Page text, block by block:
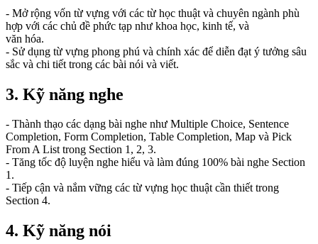
- Mở rộng vốn từ vựng với các từ học thuật và chuyên ngành phù
hợp với các chủ đề phức tạp như khoa học, kinh tế, và
văn hóa.
- Sử dụng từ vựng phong phú và chính xác để diễn đạt ý tưởng sâu
sắc và chi tiết trong các bài nói và viết.
3. Kỹ năng nghe
- Thành thạo các dạng bài nghe như Multiple Choice, Sentence
Completion, Form Completion, Table Completion, Map và Pick
From A List trong Section 1, 2, 3.
- Tăng tốc độ luyện nghe hiểu và làm đúng 100% bài nghe Section
1.
- Tiếp cận và nắm vững các từ vựng học thuật cần thiết trong
Section 4.
4. Kỹ năng nói